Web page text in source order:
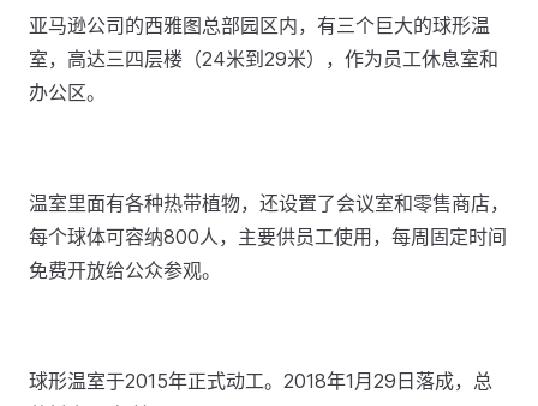
亚马逊公司的西雅图总部园区内，有三个巨大的球形温
室，高达三四层楼（24米到29米），作为员工休息室和
办公区。
温室里面有各种热带植物，还设置了会议室和零售商店，
每个球体可容纳800人，主要供员工使用，每周固定时间
免费开放给公众参观。
球形温室于2015年正式动工。2018年1月29日落成，总